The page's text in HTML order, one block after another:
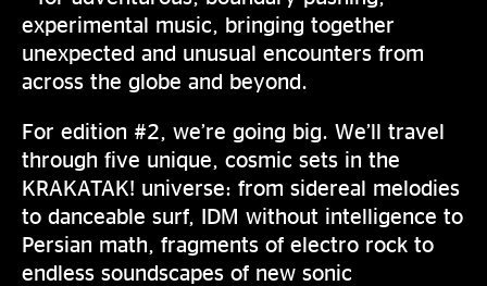
experimental music, bringing together
unexpected and unusual encounters from
across the globe and beyond.
For edition #2, we’re going big. We’ll travel
through five unique, cosmic sets in the
KRAKATAK! universe: from sidereal melodies
to danceable surf, IDM without intelligence to
Persian math, fragments of electro rock to
endless soundscapes of new sonic